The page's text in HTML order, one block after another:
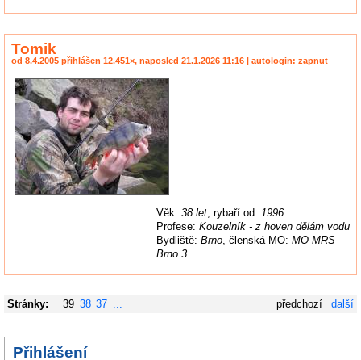
Tomik
od 8.4.2005 přihlášen 12.451×, naposled 21.1.2026 11:16 | autologin: zapnut
Věk: 38 let , rybaří od: 1996
Profese: Kouzelník - z hoven dělám vodu
Bydliště: Brno , členská MO: MO MRS
Brno 3
předchozí další
Stránky: 39 38 37 ...
Přihlášení